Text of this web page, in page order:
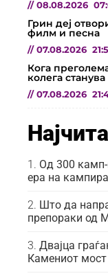
// 08.08.2026
Грин деј
филм и песна
// 07.08.2026
Кога
колега
// 07.08.2026
Од 300 камп-
ера на
Што да
препораки од
Двајца
Камениот мост